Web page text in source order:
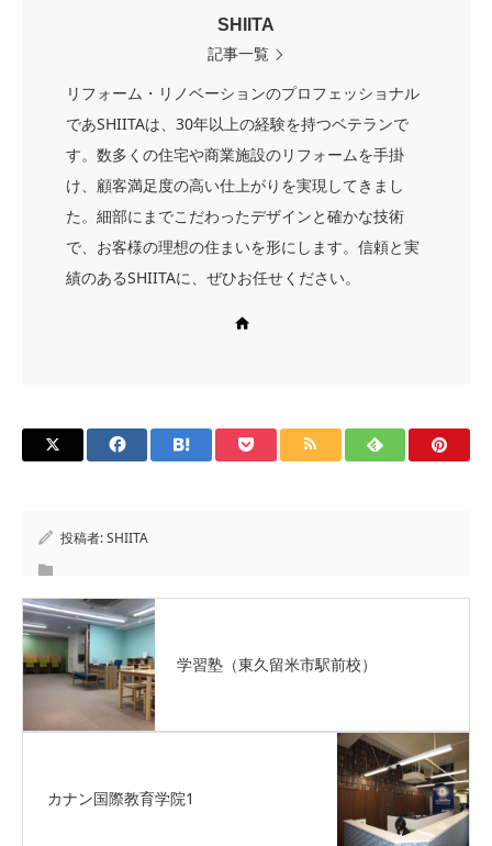
SHIITA
記事一覧
リフォーム・リノベーションのプロフェッショナル
であSHIITAは、30年以上の経験を持つベテランで
す。数多くの住宅や商業施設のリフォームを手掛
け、顧客満足度の高い仕上がりを実現してきまし
た。細部にまでこだわったデザインと確かな技術
で、お客様の理想の住まいを形にします。信頼と実
績のあるSHIITAに、ぜひお任せください。
投稿者:SHIITA
学習塾（東久留米市駅前校）
カナン国際教育学院1